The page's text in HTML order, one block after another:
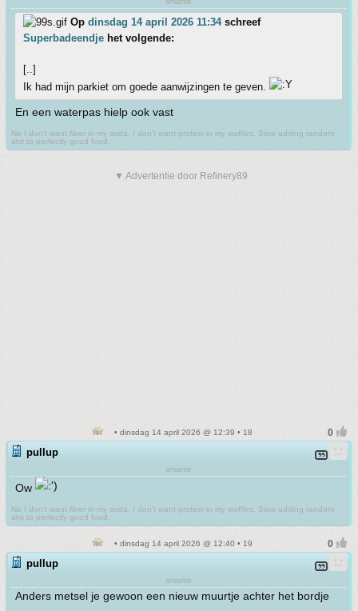
Op dinsdag 14 april 2026 11:34schreef
Superbadeendje het volgende:
[..]
Ik had mijn parkiet om goede aanwijzingen te geven.
En een waterpas hielp ook vast
No I don't want fiber in my soda. I don't want protein in my waffles. Stop adding random
shit to perfectly good food.
▼ Advertentie door Refinery89
• dinsdag 14 april 2026 @ 12:39 • 18
pullup
smartie
Ow
No I don't want fiber in my soda. I don't want protein in my waffles. Stop adding random
shit to perfectly good food.
• dinsdag 14 april 2026 @ 12:40 • 19
pullup
smartie
Anders metsel je gewoon een nieuw muurtje achter het bordje